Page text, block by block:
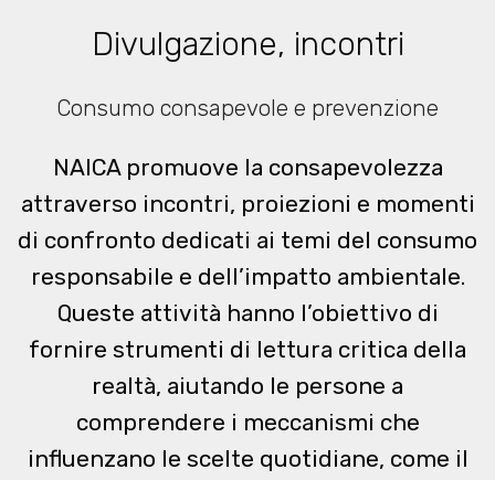
Divulgazione, incontri
Consumo consapevole e prevenzione
NAICA promuove la consapevolezza
attraverso incontri, proiezioni e momenti
di confronto dedicati ai temi del consumo
responsabile e dell’impatto ambientale.
Queste attività hanno l’obiettivo di
fornire strumenti di lettura critica della
realtà, aiutando le persone a
comprendere i meccanismi che
influenzano le scelte quotidiane, come il